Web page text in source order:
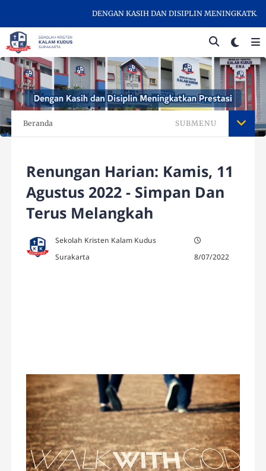
DENGAN KASIH DAN DISIPLIN MENINGKATKAN
Beranda SUBMENU
Renungan Harian: Kamis, 11
Agustus 2022 - Simpan Dan
Terus Melangkah
Sekolah Kristen Kalam Kudus
Surakarta
8/07/2022